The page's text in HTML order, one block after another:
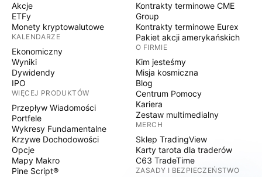
Akcje
ETFy
Monety kryptowalutowe
KALENDARZE
Ekonomiczny
Wyniki
Dywidendy
IPO
WIĘCEJ PRODUKTÓW
Przepływ Wiadomości
Portfele
Wykresy Fundamentalne
Krzywe Dochodowości
Opcje
Mapy Makro
Pine Script®
Kontrakty terminowe CME
Group
Kontrakty terminowe Eurex
Pakiet akcji amerykańskich
O FIRMIE
Kim jesteśmy
Misja kosmiczna
Blog
Centrum Pomocy
Kariera
Zestaw multimedialny
MERCH
Sklep TradingView
Karty tarota dla traderów
C63 TradeTime
ZASADY I BEZPIECZEŃSTWO